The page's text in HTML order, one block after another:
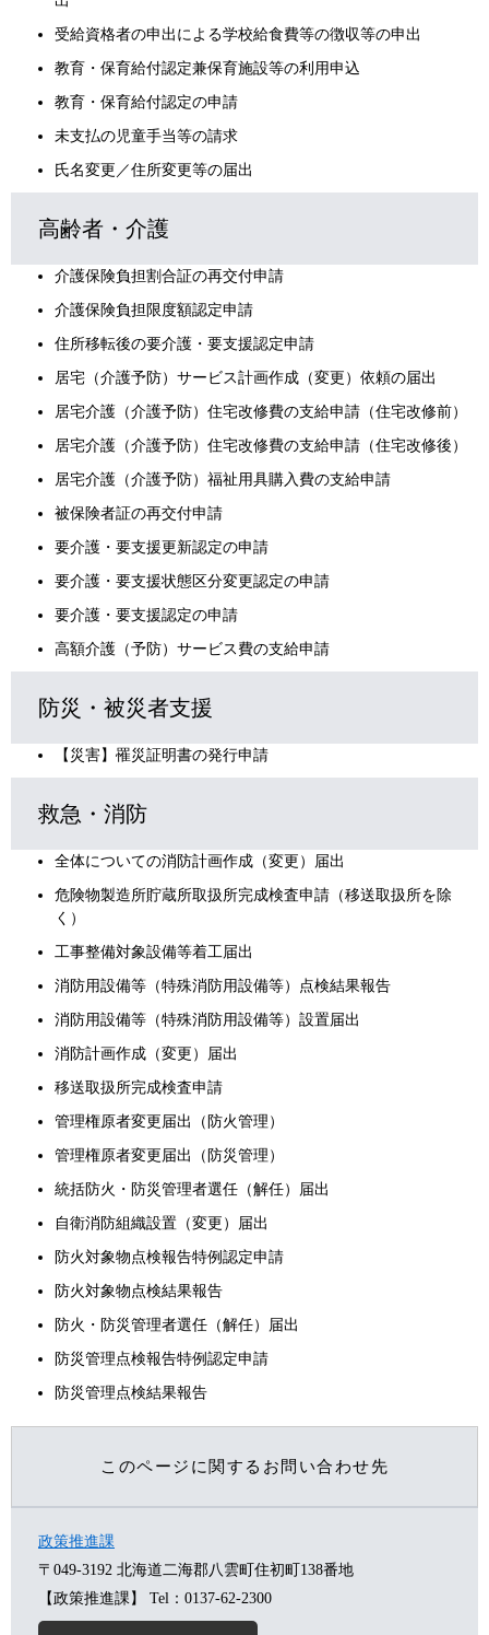
受給資格者の申出による学校給食費等の徴収等の申出
教育・保育給付認定兼保育施設等の利用申込
教育・保育給付認定の申請
未支払の児童手当等の請求
氏名変更／住所変更等の届出
高齢者・介護
介護保険負担割合証の再交付申請
介護保険負担限度額認定申請
住所移転後の要介護・要支援認定申請
居宅（介護予防）サービス計画作成（変更）依頼の届出
居宅介護（介護予防）住宅改修費の支給申請（住宅改修前）
居宅介護（介護予防）住宅改修費の支給申請（住宅改修後）
居宅介護（介護予防）福祉用具購入費の支給申請
被保険者証の再交付申請
要介護・要支援更新認定の申請
要介護・要支援状態区分変更認定の申請
要介護・要支援認定の申請
高額介護（予防）サービス費の支給申請
防災・被災者支援
【災害】罹災証明書の発行申請
救急・消防
全体についての消防計画作成（変更）届出
危険物製造所貯蔵所取扱所完成検査申請（移送取扱所を除
く）
工事整備対象設備等着工届出
消防用設備等（特殊消防用設備等）点検結果報告
消防用設備等（特殊消防用設備等）設置届出
消防計画作成（変更）届出
移送取扱所完成検査申請
管理権原者変更届出（防火管理）
管理権原者変更届出（防災管理）
統括防火・防災管理者選任（解任）届出
自衛消防組織設置（変更）届出
防火対象物点検報告特例認定申請
防火対象物点検結果報告
防火・防災管理者選任（解任）届出
防災管理点検報告特例認定申請
防災管理点検結果報告
このページに関するお問い合わせ先
政策推進課
〒049-3192 北海道二海郡八雲町住初町138番地
【政策推進課】
Tel：0137-62-2300